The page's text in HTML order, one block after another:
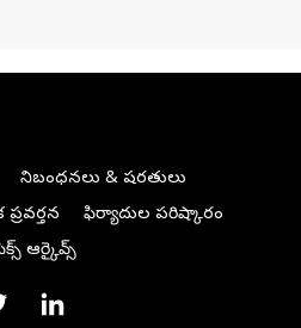
నిబంధనలు & షరతులు
ఫిర్యాదుల పరిష్కారం
ఆర్కైవ్స్